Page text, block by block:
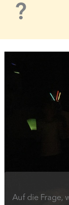
?
Auf die Frage,